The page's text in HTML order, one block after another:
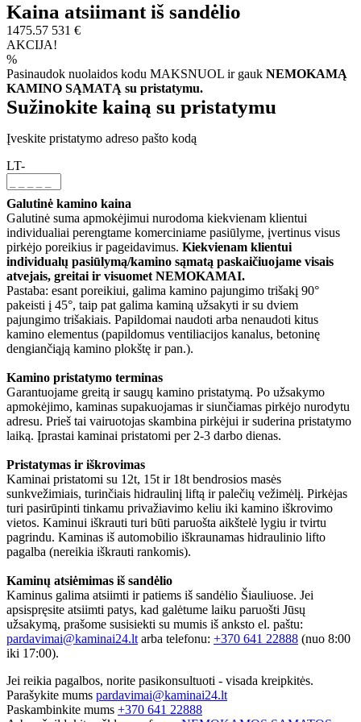
Kaina atsiimant iš sandėlio
1475.57 531 €
AKCIJA!
%
Pasinaudok nuolaidos kodu MAKSNUOL ir gauk NEMOKAMĄ
KAMINO SĄMATĄ su pristatymu.
Sužinokite kainą su pristatymu
Įveskite pristatymo adreso pašto kodą
LT-
Galutinė kamino kaina
Galutinė suma apmokėjimui nurodoma kiekvienam klientui
individualiai perengtame komerciniame pasiūlyme, įvertinus visus
pirkėjo poreikius ir pageidavimus. Kiekvienam klientui
individualų pasiūlymą/kamino sąmatą paskaičiuojame visais
atvejais, greitai ir visuomet NEMOKAMAI.
Pastaba: esant poreikiui, galima kamino pajungimo trišakį 90°
pakeisti į 45°, taip pat galima kaminą užsakyti ir su dviem
pajungimo trišakiais. Papildomai naudoti arba nenaudoti kitus
kamino elementus (papildomus ventiliacijos kanalus, betoninę
dengiančiąją kamino plokštę ir pan.).
Kamino pristatymo terminas
Garantuojame greitą ir saugų kamino pristatymą. Po užsakymo
apmokėjimo, kaminas supakuojamas ir siunčiamas pirkėjo nurodytu
adresu. Prieš tai vairuotojas skambina pirkėjui ir suderina pristatymo
laiką. Įprastai kaminai pristatomi per 2-3 darbo dienas.
Pristatymas ir iškrovimas
Kaminai pristatomi su 12t, 15t ir 18t bendrosios masės
sunkvežimiais, turinčiais hidraulinį liftą ir palečių vežimėlį. Pirkėjas
turi pasirūpinti tinkamu privažiavimo keliu iki kamino iškrovimo
vietos. Kaminui iškrauti turi būti paruošta aikštelė lygiu ir tvirtu
pagrindu. Kaminas iš automobilio iškraunamas hidraulinio lifto
pagalba (nereikia iškrauti rankomis).
Kaminų atsiėmimas iš sandėlio
Kaminus galima atsiimti ir patiems iš sandėlio Šiauliuose. Jei
apsispręsite atsiimti patys, kad galėtume laiku paruošti Jūsų
užsakymą, prašome susisiekti su mumis iš anksto el. paštu:
pardavimai@kaminai24.lt arba telefonu: +370 641 22888 (nuo 8:00
iki 17:00).
Jei reikia pagalbos, norite pasikonsultuoti - visada kreipkitės.
Parašykite mums pardavimai@kaminai24.lt
Paskambinkite mums +370 641 22888